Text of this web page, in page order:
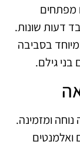
מפתחים
דעות שונות.
בסביבה
גילם.
ומזמינה.
ואלמנטים